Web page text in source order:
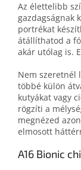
Az élettelibb
gazdagságnak
portrékat
átállíthatod a
akár utólag is.
Nem szeretnél
többé külön
kutyákat vagy
rögzíti a
megnézed
elmosott
A16 Bionic